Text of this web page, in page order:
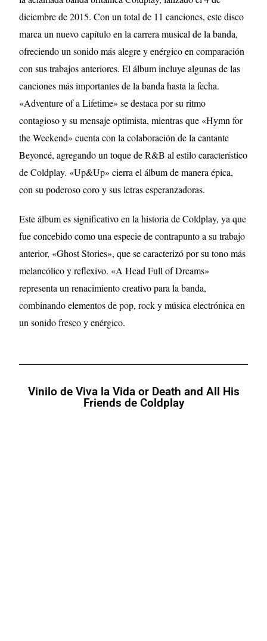
diciembre de 2015. Con un total de 11 canciones, este disco
marca un nuevo capítulo en la carrera musical de la banda,
ofreciendo un sonido más alegre y enérgico en comparación
con sus trabajos anteriores. El álbum incluye algunas de las
canciones más importantes de la banda hasta la fecha.
«Adventure of a Lifetime» se destaca por su ritmo
contagioso y su mensaje optimista, mientras que «Hymn for
the Weekend» cuenta con la colaboración de la cantante
Beyoncé, agregando un toque de R&B al estilo característico
de Coldplay. «Up&Up» cierra el álbum de manera épica,
con su poderoso coro y sus letras esperanzadoras.
Este álbum es significativo en la historia de Coldplay, ya que
fue concebido como una especie de contrapunto a su trabajo
anterior, «Ghost Stories», que se caracterizó por su tono más
melancólico y reflexivo. «A Head Full of Dreams»
representa un renacimiento creativo para la banda,
combinando elementos de pop, rock y música electrónica en
un sonido fresco y enérgico.
Vinilo de Viva la Vida or Death and All His
Friends de Coldplay